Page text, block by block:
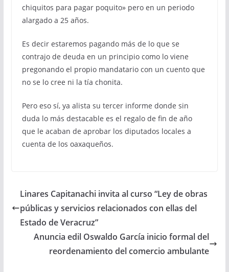
chiquitos para pagar poquito» pero en un periodo
alargado a 25 años.
Es decir estaremos pagando más de lo que se
contrajo de deuda en un principio como lo viene
pregonando el propio mandatario con un cuento que
no se lo cree ni la tía chonita.
Pero eso sí, ya alista su tercer informe donde sin
duda lo más destacable es el regalo de fin de año
que le acaban de aprobar los diputados locales a
cuenta de los oaxaqueños.
Linares Capitanachi invita al curso “Ley de obras
públicas y servicios relacionados con ellas del
Estado de Veracruz”
Anuncia edil Oswaldo García inicio formal del
reordenamiento del comercio ambulante